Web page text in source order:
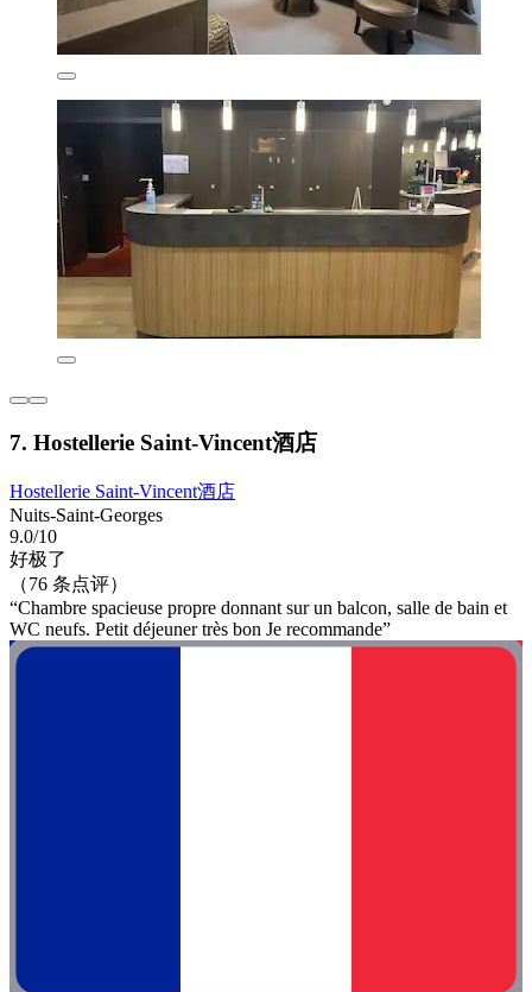
7. Hostellerie Saint-Vincent酒店
Hostellerie Saint-Vincent酒店
Nuits-Saint-Georges
9.0/10
好极了
（76 条点评）
“Chambre spacieuse propre donnant sur un balcon, salle de bain et
WC neufs. Petit déjeuner très bon Je recommande”